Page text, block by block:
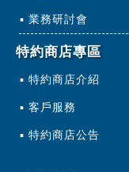
業務研討會
特約商店專區
特約商店介紹
客戶服務
特約商店公告